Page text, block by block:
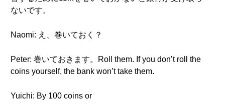
ないです。
Naomi: え、巻いておく？
Peter: 巻いておきます。Roll them. If you don’t roll the
coins yourself, the bank won’t take them.
Yuichi: By 100 coins or